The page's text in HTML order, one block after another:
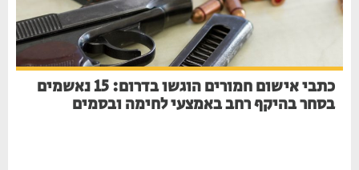
כתבי אישום חמורים הוגשו בדרום: 15 נאשמים
בסחר בהיקף רחב באמצעי לחימה ובסמים